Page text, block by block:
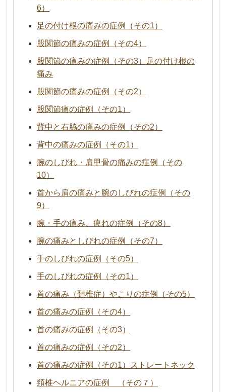
6）
足の付け根の痛みの症例（その1）
股関節の痛みの症例（その4）
股関節の痛みの症例（その3）足の付け根の
痛み
股関節の痛みの症例（その2）
股関節痛の症例（その1）
背中と右脇の痛みの症例（その2）
背中の痛みの症例（その1）
腕のしびれ・肩甲骨の痛みの症例（その
10）
首から肩の痛みと腕のしびれの症例（その
9）
腕・手の痛み、痺れの症例（その8）
腕の痛みとしびれの症例（その7）
手のしびれの症例（その5）
手のしびれの症例（その1）
首の痛み（頚椎症）やこりの症例（その5）
首の痛みの症例（その4）
首の痛みの症例（その3）
首の痛みの症例（その2）
首の痛みの症例（その1）ストレートネック
頚椎ヘルニアの症例 （その７）